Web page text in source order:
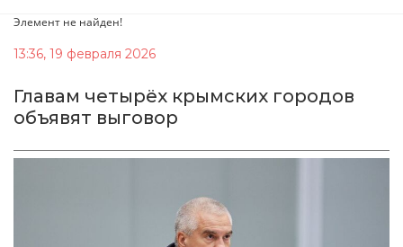
Элемент не найден!
13:36, 19 февраля 2026
Главам четырёх крымских городов
объявят выговор